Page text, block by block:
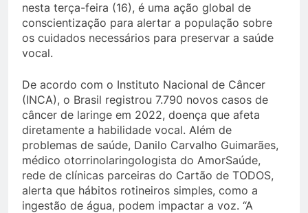
nesta terça-feira (16), é uma ação global de
conscientização para alertar a população sobre
os cuidados necessários para preservar a saúde
vocal.
De acordo com o Instituto Nacional de Câncer
(INCA), o Brasil registrou 7.790 novos casos de
câncer de laringe em 2022, doença que afeta
diretamente a habilidade vocal. Além de
problemas de saúde, Danilo Carvalho Guimarães,
médico otorrinolaringologista do AmorSaúde,
rede de clínicas parceiras do Cartão de TODOS,
alerta que hábitos rotineiros simples, como a
ingestão de água, podem impactar a voz. “A